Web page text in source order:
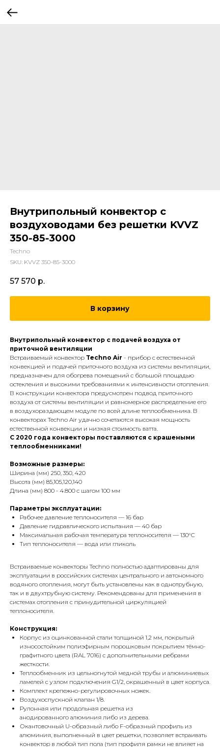
Внутрипольный конвектор с
воздуховодами без решетки KVVZ
350-85-3000
Techno
SKU: KVVZ 350-85-3000
57 570 р.
В корзину
Внутрипольный конвектор с подачей воздуха от
приточной вентиляции
Встраиваемый конвектор Techno Air - прибор с естественной
конвекцией и подачей приточного воздуха из системы вентиляции,
предназначен для обогрева помещений с большой площадью
остекления и высокими требованиями к интенсивности отопления.
В конструкции конвектора предусмотрен подвод приточного
воздуха от системы вентиляции и равномерное распределение его
в воздухораздающем модуле по всей длине теплообменника. В
конвекторах Techno Air удачно сочетаются высокая мощность
естественной конвекции и низкая стоимость ватта.
С 2020 года конвекторы поставляются с крашеными
теплообменниками!
Возможные размеры:
Ширина (мм) 250, 350, 420
Высота (мм) 85,105,120,140
Длина (мм) 800 - 4.800 с шагом 100 мм
Параметры эксплуатации:
Рабочее давление теплоносителя — 16 бар
Давление гидравлического испытания — 40 бар
Максимальная рабочая температура теплоносителя — 130°С
Тип теплоносителя — вода или гликоль
Встраиваемые конвекторы Techno полностью адаптированы для
эксплуатации в российских системах центрального и автономного
водяного отопления, могут быть установлены как в однотрубную,
так и в двухтрубную систему. Рекомендованы для применения в
системах отопления с принудительной циркуляцией
теплоносителя.
Конструкция:
Корпус из оцинкованной стали толщиной 1,2 мм, покрытый
износостойким полиэфирным порошковым покрытием тёмно-
графитного цвета (RAL 7016) с дополнительными ребрами
жесткости.
Теплообменник из цельногнутой медной трубы и алюминиевых
ламелей с узлом подключения G1/2, окрашенный в цвет корпуса.
Комплект крепежно-регулировочных ножек.
Воздухоспускной клапан 1/8.
Рулонная или продольная решетка из
анодированного алюминия либо из дерева.
Окантовочный U-образный либо F-образный профиль из
алюминия, выполненный в цвет решетки, позволяет встраивать
конвектор в любой тип пола (тип профиля рамки не влияет на